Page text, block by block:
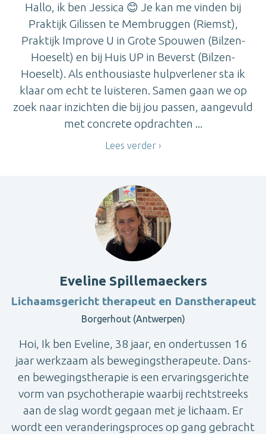
Hallo, ik ben Jessica 😊 Je kan me vinden bij
Praktijk Gilissen te Membruggen (Riemst),
Praktijk Improve U in Grote Spouwen (Bilzen-
Hoeselt) en bij Huis UP in Beverst (Bilzen-
Hoeselt). Als enthousiaste hulpverlener sta ik
klaar om echt te luisteren. Samen gaan we op
zoek naar inzichten die bij jou passen, aangevuld
met concrete opdrachten ...
Lees verder
Eveline Spillemaeckers
Lichaamsgericht therapeut en Danstherapeut
Borgerhout (Antwerpen)
Hoi, Ik ben Eveline, 38 jaar, en ondertussen 16
jaar werkzaam als bewegingstherapeute. Dans-
en bewegingstherapie is een ervaringsgerichte
vorm van psychotherapie waarbij rechtstreeks
aan de slag wordt gegaan met je lichaam. Er
wordt een veranderingsproces op gang gebracht